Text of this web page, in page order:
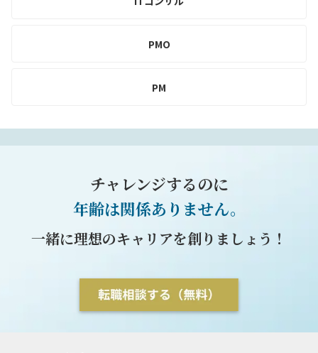
PMO
PM
チャレンジするのに
年齢は関係ありません。
一緒に理想のキャリアを創りましょう！